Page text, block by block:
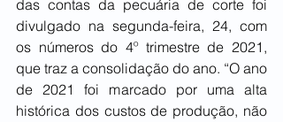
das contas da pecuária de corte foi
divulgado na segunda-feira, 24, com
os números do 4º trimestre de 2021,
que traz a consolidação do ano. “O ano
de 2021 foi marcado por uma alta
histórica dos custos de produção, não